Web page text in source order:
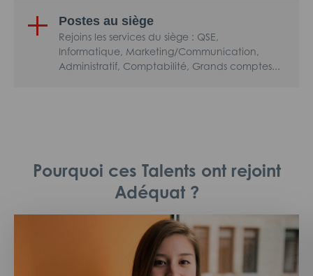
Postes au siège
Rejoins les services du siège : QSE,
Informatique, Marketing/Communication,
Administratif, Comptabilité, Grands comptes...
Pourquoi ces Talents ont rejoint
Adéquat ?